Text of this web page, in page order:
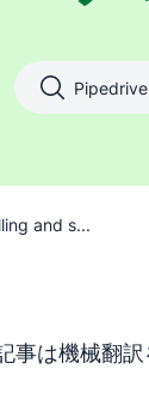
and s...
トは機械翻訳
事は機械翻